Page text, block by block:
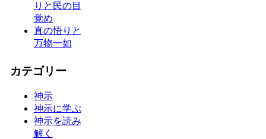
りと民の目
覚め
真の悟りと
万物一如
カテゴリー
神示
神示に学ぶ
神示を読み
解く